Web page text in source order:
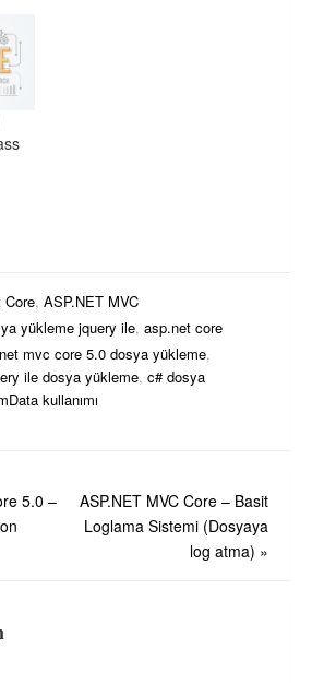
Core, ASP.NET MVC
yükleme jquery ile, asp.net core
mvc core 5.0 dosya yükleme,
ile dosya yükleme, c# dosya
kullanımı
5.0 –
ASP.NET MVC Core – Basit
Loglama Sistemi (Dosyaya
log atma) »